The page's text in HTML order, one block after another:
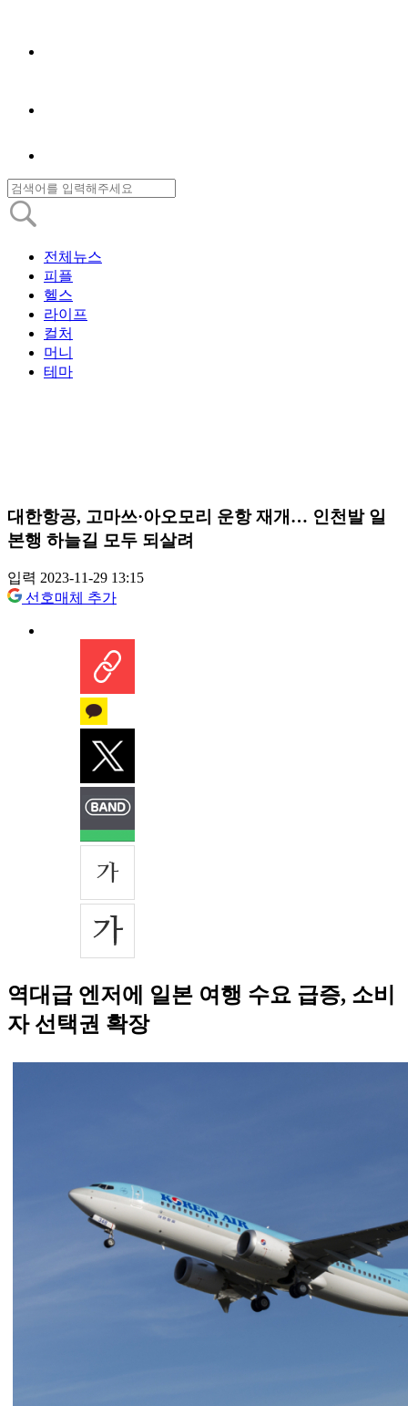
전체뉴스
피플
헬스
라이프
컬처
머니
테마
대한항공, 고마쓰·아오모리 운항 재개… 인천발 일
본행 하늘길 모두 되살려
입력 2023-11-29 13:15
선호매체 추가
역대급 엔저에 일본 여행 수요 급증, 소비
자 선택권 확장